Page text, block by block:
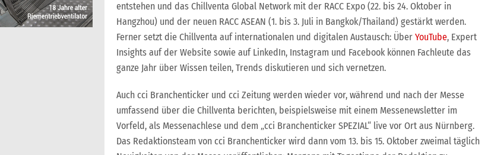
entstehen und das Chillventa Global Network mit der RACC Expo (22. bis 24. Oktober in
Hangzhou) und der neuen RACC ASEAN (1. bis 3. Juli in Bangkok/Thailand) gestärkt werden.
Ferner setzt die Chillventa auf internationalen und digitalen Austausch: Über YouTube, Expert
Insights auf der Website sowie auf LinkedIn, Instagram und Facebook können Fachleute das
ganze Jahr über Wissen teilen, Trends diskutieren und sich vernetzen.
Auch cci Branchenticker und cci Zeitung werden wieder vor, während und nach der Messe
umfassend über die Chillventa berichten, beispielsweise mit einem Messenewsletter im
Vorfeld, als Messenachlese und dem „cci Branchenticker SPEZIAL“ live vor Ort aus Nürnberg.
Das Redaktionsteam von cci Branchenticker wird dann vom 13. bis 15. Oktober zweimal täglich